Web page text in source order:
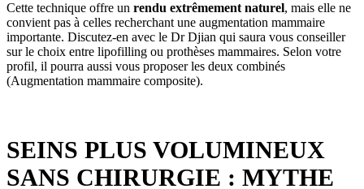
Cette technique offre un rendu extrêmement naturel, mais elle ne
convient pas à celles recherchant une augmentation mammaire
importante. Discutez-en avec le Dr Djian qui saura vous conseiller
sur le choix entre lipofilling ou prothèses mammaires. Selon votre
profil, il pourra aussi vous proposer les deux combinés
(Augmentation mammaire composite).
SEINS PLUS VOLUMINEUX
SANS CHIRURGIE : MYTHE